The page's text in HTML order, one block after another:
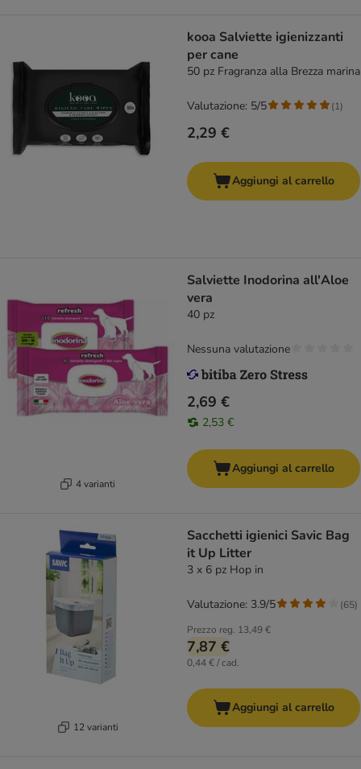
kooa Salviette igienizzanti
per cane
50 pz Fragranza alla Brezza marina
2,29 €
Valutazione: 5/5 (1)
Aggiungi al carrello
4 varianti
Salviette Inodorina all'Aloe
vera
40 pz
2,69 €
2,53 €
Nessuna valutazione
Aggiungi al carrello
12 varianti
Sacchetti igienici Savic Bag
it Up Litter
3 x 6 pz Hop in
Prezzo reg. 13,49 €
7,87 €
0,44 € / cad.
Valutazione: 3.9/5 (65)
Aggiungi al carrello